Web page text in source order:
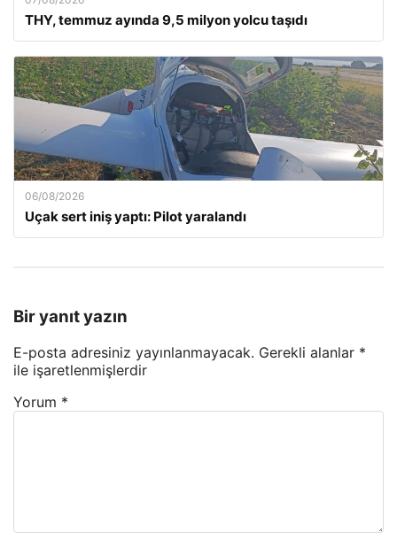
THY, temmuz ayında 9,5 milyon yolcu taşıdı
06/08/2026
Uçak sert iniş yaptı: Pilot yaralandı
Bir yanıt yazın
E-posta adresiniz yayınlanmayacak. Gerekli alanlar *
ile işaretlenmişlerdir
Yorum *